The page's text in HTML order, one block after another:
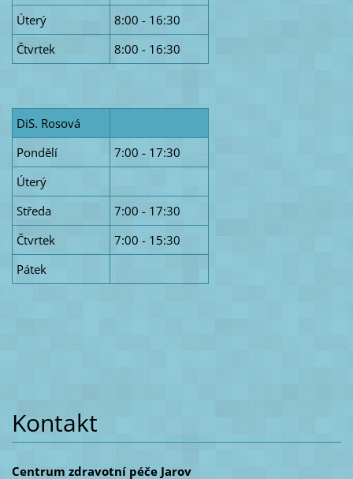
Úterý
8:00 - 16:30
Čtvrtek
8:00 - 16:30
DiS. Rosová
Pondělí
7:00 - 17:30
Úterý
Středa
7:00 - 17:30
Čtvrtek
7:00 - 15:30
Pátek
Kontakt
Centrum zdravotní péče Jarov